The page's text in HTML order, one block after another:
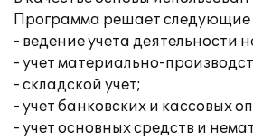
Программа решает следующие
- ведение учета деятельности
- учет материально-
- складской учет;
- учет банковских и кассовых
- учет основных средств и